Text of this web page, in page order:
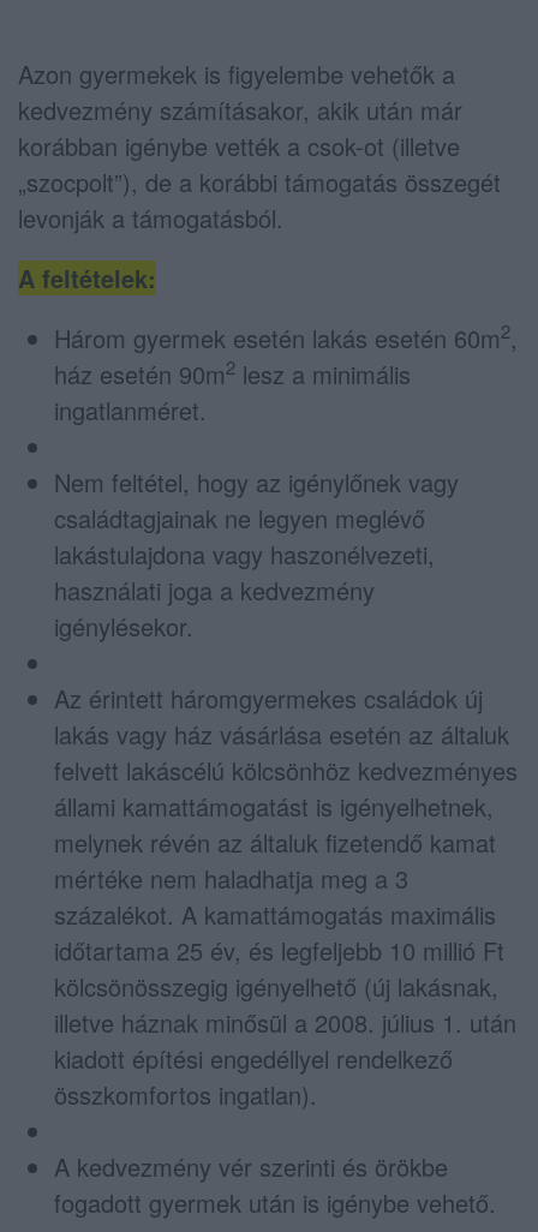
Azon gyermekek is figyelembe vehetők a
kedvezmény számításakor, akik után már
korábban igénybe vették a csok-ot (illetve
„szocpolt”), de a korábbi támogatás összegét
levonják a támogatásból.
A feltételek:
Három gyermek esetén lakás esetén 60m2,
ház esetén 90m2 lesz a minimális
ingatlanméret.
Nem feltétel, hogy az igénylőnek vagy
családtagjainak ne legyen meglévő
lakástulajdona vagy haszonélvezeti,
használati joga a kedvezmény
igénylésekor.
Az érintett háromgyermekes családok új
lakás vagy ház vásárlása esetén az általuk
felvett lakáscélú kölcsönhöz kedvezményes
állami kamattámogatást is igényelhetnek,
melynek révén az általuk fizetendő kamat
mértéke nem haladhatja meg a 3
százalékot. A kamattámogatás maximális
időtartama 25 év, és legfeljebb 10 millió Ft
kölcsönösszegig igényelhető (új lakásnak,
illetve háznak minősül a 2008. július 1. után
kiadott építési engedéllyel rendelkező
összkomfortos ingatlan).
A kedvezmény vér szerinti és örökbe
fogadott gyermek után is igénybe vehető.